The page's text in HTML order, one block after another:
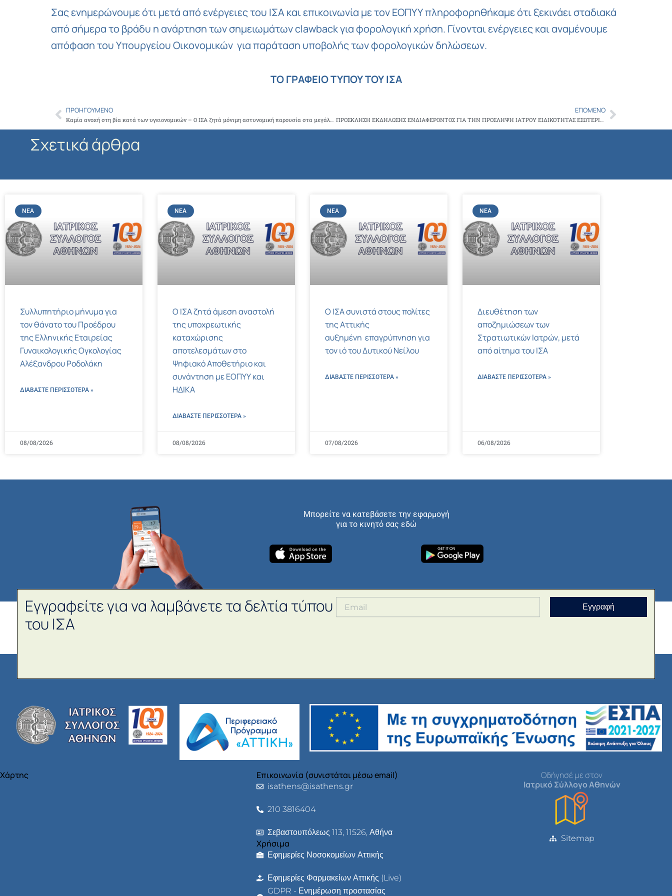
Σας ενημερώνουμε ότι μετά από ενέργειες του ΙΣΑ και επικοινωνία με τον ΕΟΠΥΥ πληροφορηθήκαμε ότι ξεκινάει σταδιακά
από σήμερα το βράδυ η ανάρτηση των σημειωμάτων clawback για φορολογική χρήση. Γίνονται ενέργειες και αναμένουμε
απόφαση του Υπουργείου Οικονομικών για παράταση υποβολής των φορολογικών δηλώσεων.
ΤΟ ΓΡΑΦΕΙΟ ΤΥΠΟΥ ΤΟΥ ΙΣΑ
Prev
ΠΡΟΗΓΟΎΜΕΝΟ ΕΠΌΜΕΝΟ
ΠΡΟΣΚΛΗΣΗ ΕΚΔΗΛΩΣΗΣ ΕΝΔΙΑΦΕΡΟΝΤΟΣ ΓΙΑ ΤΗΝ ΠΡΟΣΛΗΨΗ ΙΑΤΡΟΥ ΕΙΔΙΚΟΤΗΤΑΣ ΕΣΩΤΕΡΙΚΗΣ ΠΑΘΟΛΟΓΙΑΣ ΜΕ ΚΑΘΕΣΤΩΣ ΕΚΔΟΣΗΣ ΔΕΛΤΙΟΥ Α.Π.Υ. ΣΤΟ Γ.Ν.E. «ΘΡΙΑΣΙΟ» Next
Σχετικά άρθρα
ΝΈΑ
Συλλυπητήριο μήνυμα για
τον θάνατο του Προέδρου
της Ελληνικής Εταιρείας
Γυναικολογικής Ογκολογίας
Αλέξανδρου Ροδολάκη
ΔΙΑΒΑΣΤΕ ΠΕΡΙΣΣΌΤΕΡΑ »
08/08/2026
ΝΈΑ
Ο ΙΣΑ ζητά άμεση αναστολή
της υποχρεωτικής
καταχώρισης
αποτελεσμάτων στο
Ψηφιακό Αποθετήριο και
συνάντηση με ΕΟΠΥΥ και
ΗΔΙΚΑ
ΔΙΑΒΑΣΤΕ ΠΕΡΙΣΣΌΤΕΡΑ »
08/08/2026
ΝΈΑ
Ο ΙΣΑ συνιστά στους πολίτες
της Αττικής
αυξημένη επαγρύπνηση για
τον ιό του Δυτικού Νείλου
ΔΙΑΒΑΣΤΕ ΠΕΡΙΣΣΌΤΕΡΑ »
07/08/2026
ΝΈΑ
Διευθέτηση των
αποζημιώσεων των
Στρατιωτικών Ιατρών, μετά
από αίτημα του ΙΣΑ
ΔΙΑΒΑΣΤΕ ΠΕΡΙΣΣΌΤΕΡΑ »
06/08/2026
Μπορείτε να κατεβάσετε την εφαρμογή
για το κινητό σας εδώ
Εγγραφείτε για να λαμβάνετε τα δελτία τύπου
του ΙΣΑ
Εγγραφή
Χάρτης Επικοινωνία (συνιστάται μέσω email)
isathens@isathens.gr
210 3816404
Σεβαστουπόλεως 113, 11526, Αθήνα
Χρήσιμα
Εφημερίες Νοσοκομείων Αττικής
Εφημερίες Φαρμακείων Αττικής (Live)
GDPR - Ενημέρωση προστασίας
Οδήγησέ με στον
Ιατρικό Σύλλογο Αθηνών
Sitemap